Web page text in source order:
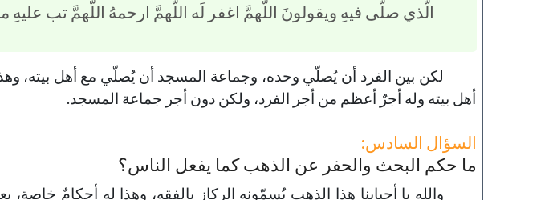
الَّذي صلَّى فيهِ ويقولونَ اللَّهمَّ اغفر لَه اللَّهمَّ ارحمهُ اللَّهمَّ تب عليهِ
لكن بين الفرد أن يُصلّي وحده، وجماعة المسجد أن يُصلّي مع أهل بيته،
أهل بيته وله أجرٌ أعظم من أجر الفرد، ولكن دون أجر جماعة المسجد.
السؤال السادس:
ما حكم البحث والحفر عن الذهب كما يفعل الناس؟
والله يا أحبابنا هذا الذهب يُسمّونه الركاز بالفقه، وهذا له أحكامٌ